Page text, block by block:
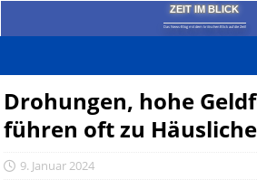
ZEIT IM BLICK
Das News-Blog mit dem kritischen Blick auf die Zeit!
Drohungen, hohe
führen oft zu
9. Januar 2024